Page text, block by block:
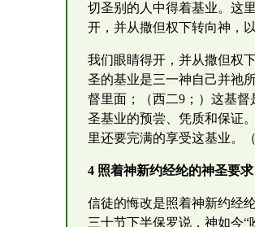
切圣别的人中得着基业。这
开，并从撒但权下转向神，
我们眼睛得开，并从撒但权
圣的基业是三一神自己并祂
督里面；（西二9；）这基
圣基业的预尝、凭质和保证
里还要完满的享受这基业。（
4 照着神新约经纶的神圣要求
信徒的悔改是照着神新约经
三十节下半保罗说，神如今